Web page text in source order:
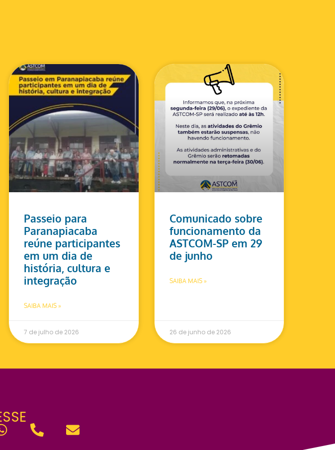
Passeio para
Paranapiacaba
reúne participantes
em um dia de
história, cultura e
integração
SAIBA MAIS »
7 de julho de 2026
Comunicado sobre
funcionamento da
ASTCOM-SP em 29
de junho
SAIBA MAIS »
26 de junho de 2026